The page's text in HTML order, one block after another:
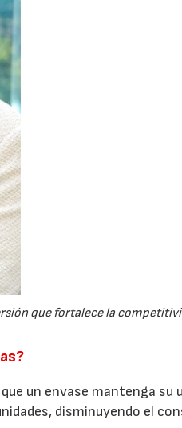
que fortalece la
un envase mantenga su
disminuyendo el